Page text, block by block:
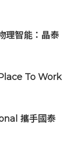
理智能：晶泰
To Work
攜手國泰